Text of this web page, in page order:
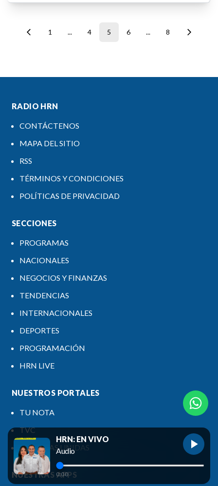
1 ... 4 5 6 ... 8
RADIO HRN
CONTÁCTENOS
MAPA DEL SITIO
RSS
TÉRMINOS Y CONDICIONES
POLÍTICAS DE PRIVACIDAD
SECCIONES
PROGRAMAS
NACIONALES
NEGOCIOS Y FINANZAS
TENDENCIAS
INTERNACIONALES
DEPORTES
PROGRAMACIÓN
HRN LIVE
NUESTROS PORTALES
TU NOTA
TVC
EMISORAS UNIDAS
NUESTRAS APPS
HRN: EN VIVO
Audio
0:00